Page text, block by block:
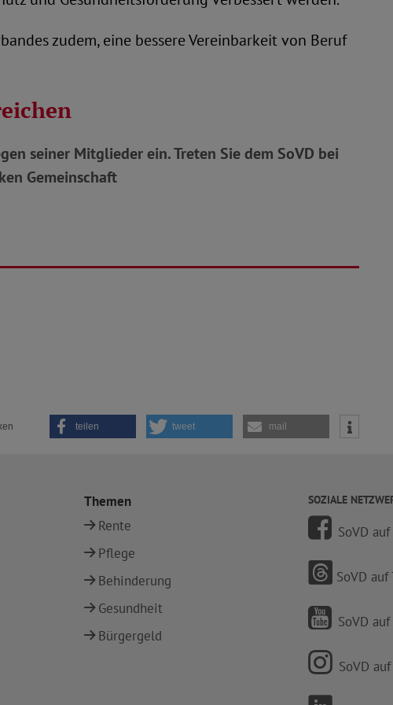
zudem, eine bessere Vereinbarkeit von Beruf
seiner Mitglieder ein. Treten Sie dem SoVD bei
Gemeinschaft
teilen tweet mail
Themen
Rente
Pflege
Behinderung
Gesundheit
Bürgergeld
SOZIALE
SoVD
SoVD auf
SoVD
SoVD